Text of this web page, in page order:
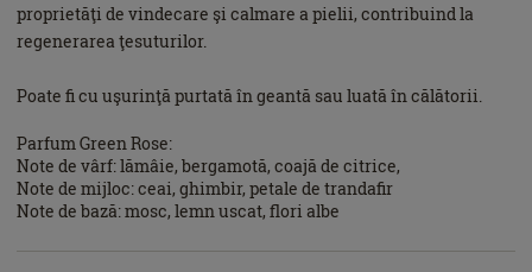
proprietăţi de vindecare şi calmare a pielii, contribuind la
regenerarea ţesuturilor.
Poate fi cu uşurinţă purtată în geantă sau luată în călătorii.
Parfum Green Rose:
Note de vârf: lămâie, bergamotă, coajă de citrice,
Note de mijloc: ceai, ghimbir, petale de trandafir
Note de bază: mosc, lemn uscat, flori albe